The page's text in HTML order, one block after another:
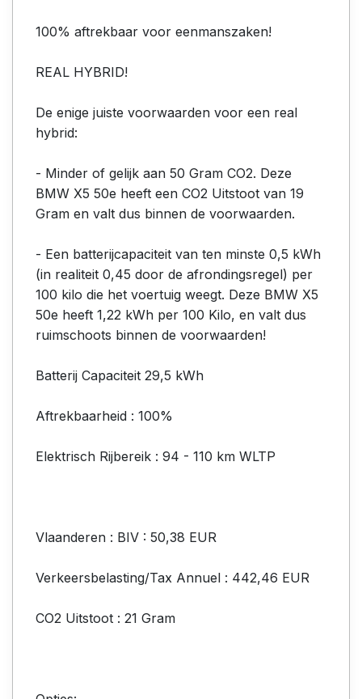
100% aftrekbaar voor eenmanszaken!
REAL HYBRID!
De enige juiste voorwaarden voor een real
hybrid:
- Minder of gelijk aan 50 Gram CO2. Deze
BMW X5 50e heeft een CO2 Uitstoot van 19
Gram en valt dus binnen de voorwaarden.
- Een batterijcapaciteit van ten minste 0,5 kWh
(in realiteit 0,45 door de afrondingsregel) per
100 kilo die het voertuig weegt. Deze BMW X5
50e heeft 1,22 kWh per 100 Kilo, en valt dus
ruimschoots binnen de voorwaarden!
Batterij Capaciteit 29,5 kWh
Aftrekbaarheid : 100%
Elektrisch Rijbereik : 94 - 110 km WLTP
Vlaanderen : BIV : 50,38 EUR
Verkeersbelasting/Tax Annuel : 442,46 EUR
CO2 Uitstoot : 21 Gram